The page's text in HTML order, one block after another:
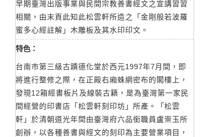
早期臺灣出版事業與民間宗教善書經文之宣講習習
相關，由末頁此知此松雲軒所造之「金剛般若波羅
蜜多心經註解」木雕板及其水印印文。
特色：
台南市第三級古蹟德化堂於西元1997年7月間，即
將進行整修之際，在正殿右廂蛛網密布的閣樓上，
發現12箱經書板片及線裝古籍，是為臺灣第一家民
間經營的印書店「松雲軒刻印坊」所產。「松雲
軒」於清朝道光年間由臺灣府六品銜職員盧崇玉所
創辦，以各種善書與經文的刻印為主要營業項目，